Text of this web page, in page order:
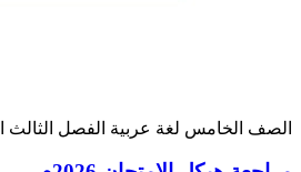
الصف الخامس لغة عربية الفصل الثالث